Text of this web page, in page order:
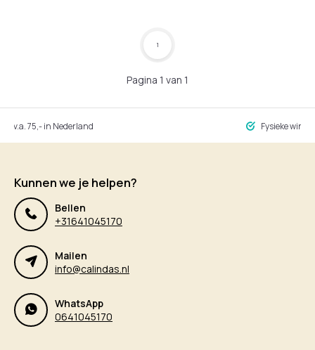
Pagina 1 van 1
1
v.a. 75,- in Nederland Fysieke
Kunnen we je helpen?
Bellen
+31641045170
Mailen
info@calindas.nl
WhatsApp
0641045170